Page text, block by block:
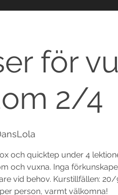
för
2/4
och quicktep under 4
och vuxna. Inga
vid behov. Kurstillfällen: 20/
person, varmt välkomna!